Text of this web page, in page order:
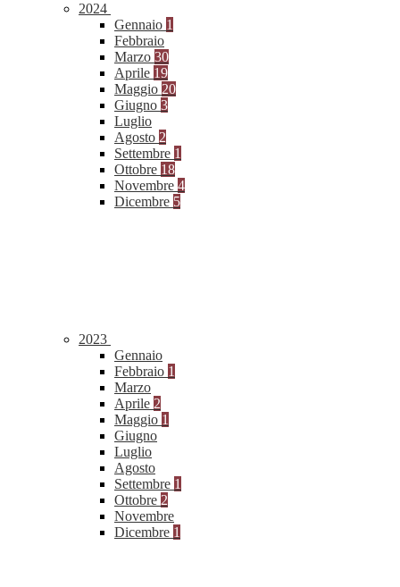
2024
Gennaio 1
Febbraio
Marzo 30
Aprile 19
Maggio 20
Giugno 3
Luglio
Agosto 2
Settembre 1
Ottobre 18
Novembre 4
Dicembre 5
2023
Gennaio
Febbraio 1
Marzo
Aprile 2
Maggio 1
Giugno
Luglio
Agosto
Settembre 1
Ottobre 2
Novembre
Dicembre 1